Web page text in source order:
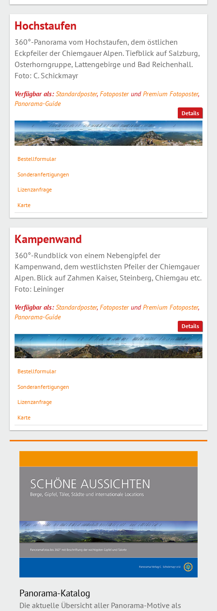
Details
Hochstaufen
360°-Panorama vom Hochstaufen, dem östlichen
Eckpfeiler der Chiemgauer Alpen. Tiefblick auf Salzburg,
Osterhorngruppe, Lattengebirge und Bad Reichenhall.
Foto: C. Schickmayr
Verfügbar als:Standardposter, FotoposterundPremium Fotoposter,
Panorama-Guide
Bestellformular
Sonderanfertigungen
Lizenzanfrage
Karte
Details
Kampenwand
360°-Rundblick von einem Nebengipfel der
Kampenwand, dem westlichsten Pfeiler der Chiemgauer
Alpen. Blick auf Zahmen Kaiser, Steinberg, Chiemgau etc.
Foto: Leininger
Verfügbar als:Standardposter, FotoposterundPremium Fotoposter,
Panorama-Guide
Bestellformular
Sonderanfertigungen
Lizenzanfrage
Karte
Panorama-Katalog
Die aktuelle Übersicht aller Panorama-Motive als